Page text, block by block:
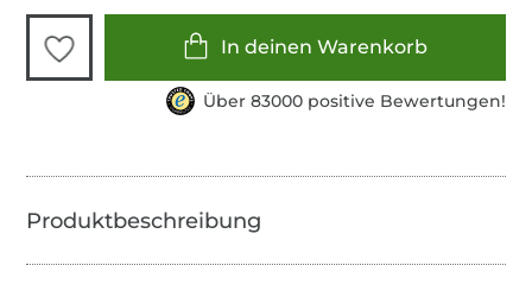
In deinen Warenkorb
Über 83000 positive Bewertungen!